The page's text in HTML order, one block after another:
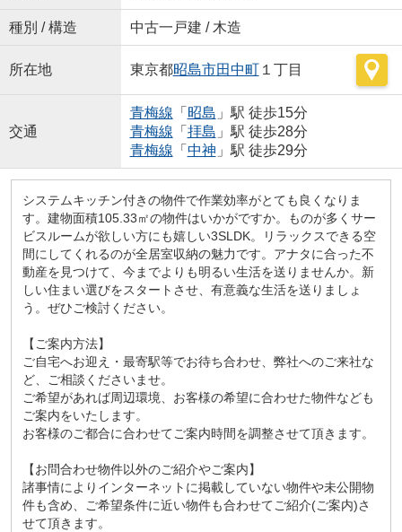
種別 / 構造 中古一戸建 / 木造
所在地 東京都昭島市田中町１丁目
交通
青梅線 「 昭島 」駅 徒歩15分
青梅線 「 拝島 」駅 徒歩28分
青梅線 「 中神 」駅 徒歩29分
システムキッチン付きの物件で作業効率がとても良くなりま
す。建物面積105.33㎡の物件はいかがですか。ものが多くサー
ビスルームが欲しい方にも嬉しい3SLDK。リラックスできる空
間にしてくれるのが全居室収納の魅力です。アナタに合った不
動産を見つけて、今までよりも明るい生活を送りませんか。新
しい住まい選びをスタートさせ、有意義な生活を送りましょ
う。ぜひご検討ください。
【ご案内方法】
ご自宅へお迎え・最寄駅等でお待ち合わせ、弊社へのご来社な
ど、ご相談くださいませ。
ご希望があれば周辺環境、お客様の希望に合わせた物件なども
ご案内をいたします。
お客様のご都合に合わせてご案内時間を調整させて頂きます。
【お問合わせ物件以外のご紹介やご案内】
諸事情によりインターネットに掲載していない物件や未公開物
件も含め、ご希望条件に近い物件も合わせてご紹介(ご案内)さ
せて頂きます。